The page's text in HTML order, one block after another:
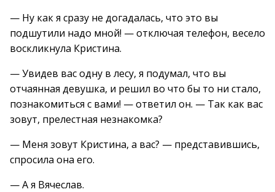
— Ну как я сразу не догадалась, что это вы
подшутили надо мной! — отключая телефон, весело
воскликнула Кристина.
— Увидев вас одну в лесу, я подумал, что вы
отчаянная девушка, и решил во что бы то ни стало,
познакомиться с вами! — ответил он. — Так как вас
зовут, прелестная незнакомка?
— Меня зовут Кристина, а вас? — представившись,
спросила она его.
— А я Вячеслав.